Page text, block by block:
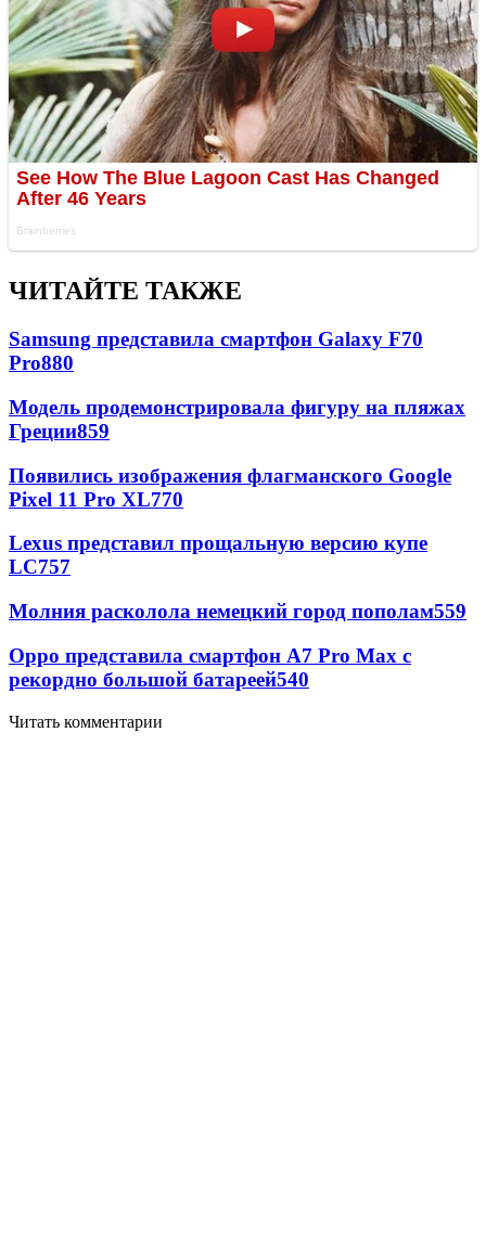
ЧИТАЙТЕ ТАКЖЕ
Samsung представила смартфон Galaxy F70
Pro880
Модель продемонстрировала фигуру на пляжах
Греции859
Появились изображения флагманского Google
Pixel 11 Pro XL770
Lexus представил прощальную версию купе
LC757
Молния расколола немецкий город пополам559
Oppo представила смартфон A7 Pro Max с
рекордно большой батареей540
Читать комментарии